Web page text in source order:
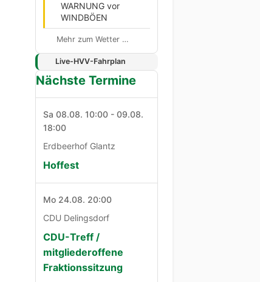
WARNUNG vor
WINDBÖEN
Mehr zum Wetter …
Live-HVV-Fahrplan
Nächste Termine
Sa 08.08. 10:00 - 09.08.
18:00
Erdbeerhof Glantz
Hoffest
Mo 24.08. 20:00
CDU Delingsdorf
CDU-Treff /
mitgliederoffene
Fraktionssitzung